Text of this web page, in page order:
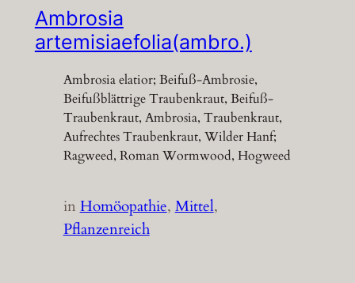
Ambrosia
artemisiaefolia(ambro.)
Ambrosia elatior; Beifuß-Ambrosie,
Beifußblättrige Traubenkraut, Beifuß-
Traubenkraut, Ambrosia, Traubenkraut,
Aufrechtes Traubenkraut, Wilder Hanf;
Ragweed, Roman Wormwood, Hogweed
inHomöopathie, Mittel
Pflanzenreich